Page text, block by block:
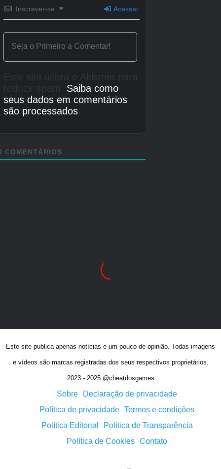
Este site publica apenas notícias e um pouco de opinião. Todas imagens
e vídeos são marcas registradas dos seus respectivos proprietários.
2023 - 2025 @cheatdosgames
Sobre
Declaração de privacidade
Política de privacidade Termos e condições
Política Editorial
Política de Transparência
Política de Cookies Contato